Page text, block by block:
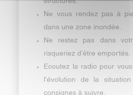
Ne vous rendez pas à
dans une zone inondée.
Ne restez pas dans
risqueriez d’être emportés.
Ecoutez la radio pour
l’évolution de la
consignes à suivre.